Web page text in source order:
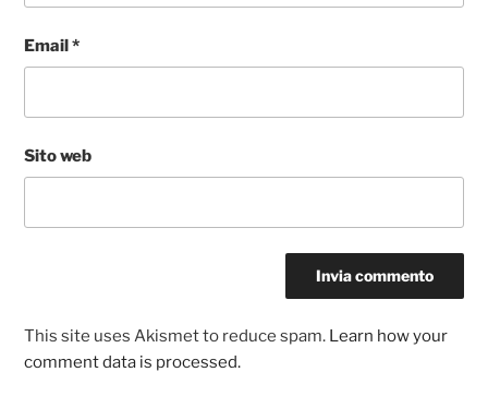
Email*
Sito web
This site uses Akismet to reduce spam. Learn how your
comment data is processed.